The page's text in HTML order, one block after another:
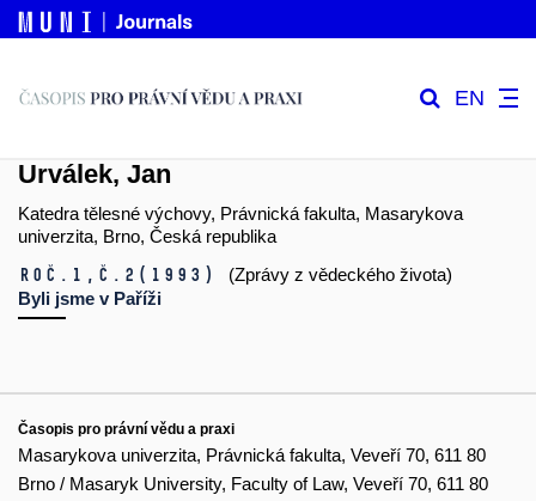
EN
Urválek, Jan
Katedra tělesné výchovy, Právnická fakulta, Masarykova
univerzita, Brno, Česká republika
Roč.1, č.2 (1993)
(Zprávy z vědeckého života)
Byli jsme v Paříži
Časopis pro právní vědu a praxi
Masarykova univerzita, Právnická fakulta, Veveří 70, 611 80
Brno / Masaryk University, Faculty of Law, Veveří 70, 611 80